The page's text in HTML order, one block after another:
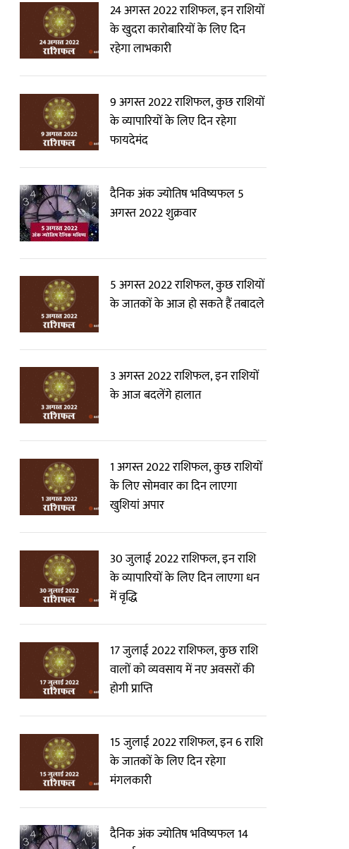
24 अगस्त 2022 राशिफल, इन राशियों
के खुदरा कारोबारियों के लिए दिन
रहेगा लाभकारी
9 अगस्त 2022 राशिफल, कुछ राशियों
के व्यापारियों के लिए दिन रहेगा
फायदेमंद
दैनिक अंक ज्योतिष भविष्यफल 5
अगस्त 2022 शुक्रवार
5 अगस्त 2022 राशिफल, कुछ राशियों
के जातकों के आज हो सकते हैं तबादले
3 अगस्त 2022 राशिफल, इन राशियों
के आज बदलेंगे हालात
1 अगस्त 2022 राशिफल, कुछ राशियों
के लिए सोमवार का दिन लाएगा
खुशियां अपार
30 जुलाई 2022 राशिफल, इन राशि
के व्यापारियों के लिए दिन लाएगा धन
में वृद्धि
17 जुलाई 2022 राशिफल, कुछ राशि
वालों को व्यवसाय में नए अवसरों की
होगी प्राप्ति
15 जुलाई 2022 राशिफल, इन 6 राशि
के जातकों के लिए दिन रहेगा
मंगलकारी
दैनिक अंक ज्योतिष भविष्यफल 14